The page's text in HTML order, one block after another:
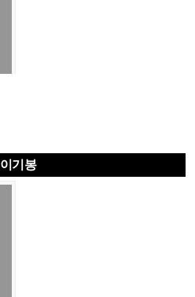
이기봉